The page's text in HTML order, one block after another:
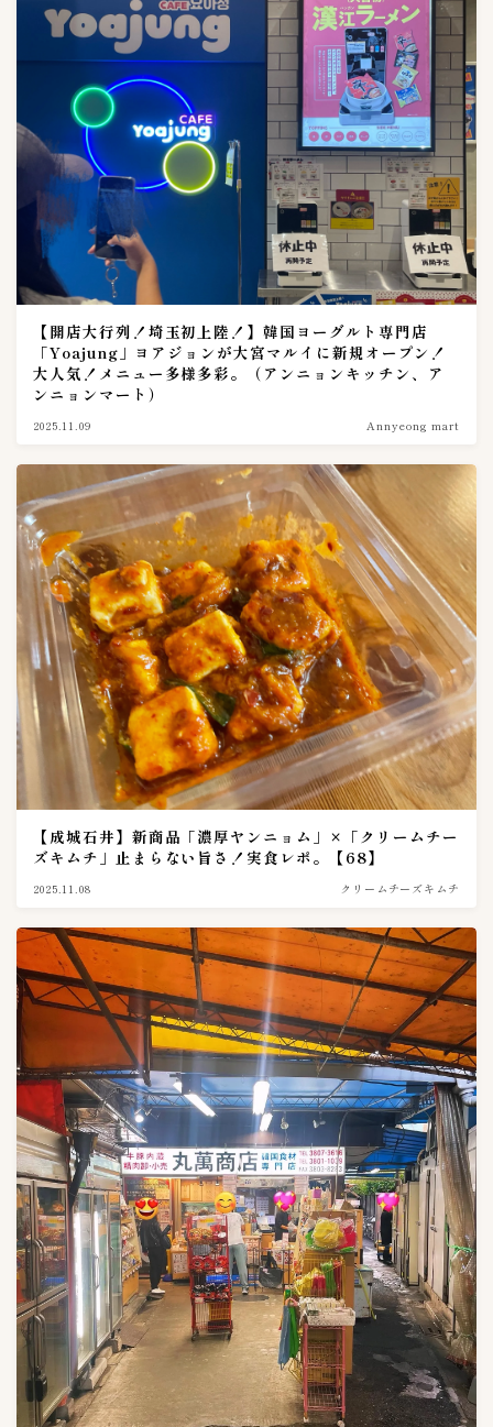
株式会社東京にいかた屋
株式会社無限物産 1
1
秋本食品株式会社 1
美山
韓国農協
内容量（g & kg）
０〜９９g 1
１kg 0
１０kg 0
１００〜１９９g 1
２kg 0
２００〜２９９g
３００〜３９９g
３０００〜３９９９g
４００〜４９９g
５kg 0
５００〜５９９g 0
６００〜６９９g 0
７００〜７９９g 0
８００〜８９９g 0
９００〜９９９g 0
専門店キムチ 31
あゆみキムチ販売所 1
上野キムチ 共栄 4
上野キムチ 第一物産
上野キムチ-まるきん 4
丸萬商店
今泉食品 1
大阪チェさんのキムチ 1
大阪チェさんのキムチ 0
安東家 1
沈菜館（キムチ館） 4
麻布第一物産 0
麻布第一物産(AZABU-KIMUCHI） 1
黄さんの手造りキムチ 6
専門店探訪 9
未分類 41
【開店大行列！埼玉初上陸！】韓国ヨーグルト専門店
「Yoajung」ヨアジョンが大宮マルイに新規オープン！
大人気！メニュー多様多彩。（アンニョンキッチン、ア
ンニョンマート）
2025.11.09 Annyeong mart
【成城石井】新商品「濃厚ヤンニョム」×「クリームチー
ズキムチ」止まらない旨さ！実食レポ。【68】
2025.11.08 クリームチーズキムチ